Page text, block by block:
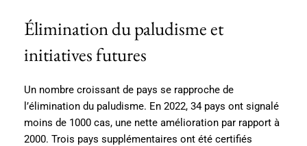
Élimination du paludisme et
initiatives futures
Un nombre croissant de pays se rapproche de
l’élimination du paludisme. En 2022, 34 pays ont signalé
moins de 1000 cas, une nette amélioration par rapport à
2000. Trois pays supplémentaires ont été certifiés